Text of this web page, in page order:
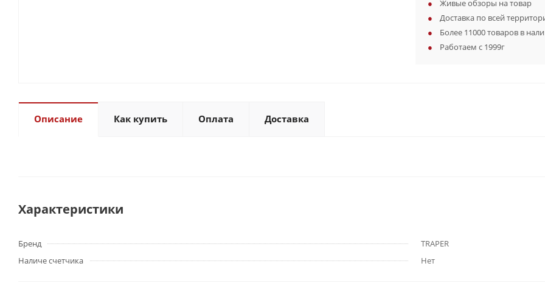
Живые обзоры на товар
Доставка по всей
Более 11000 товаров в
Работаем с 1999г
Описание Как купить Оплата Доставка
Характеристики
Бренд
TRAPER
Наличе счетчика
Нет